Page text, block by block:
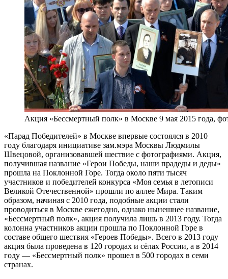
Акция «Бессмертный полк» в Москве 9 мая 2015 года,
«Парад Победителей» в Москве впервые состоялся в 2010
году благодаря инициативе зам.мэра Москвы Людмилы
Швецовой, организовавшей шествие с фотографиями. Акция,
получившая название «Герои Победы, наши прадеды и деды»
прошла на Поклонной Горе. Тогда около пяти тысяч
участников и победителей конкурса «Моя семья в летописи
Великой Отечественной» прошли по аллее Мира. Таким
образом, начиная с 2010 года, подобные акции стали
проводиться в Москве ежегодно, однако нынешнее название,
«Бессмертный полк», акция получила лишь в 2013 году. Тогда
колонна участников акции прошла по Поклонной Горе в
составе общего шествия «Героев Победы». Всего в 2013 году
акция была проведена в 120 городах и сёлах России, а в 2014
году — «Бессмертный полк» прошел в 500 городах в семи
странах.